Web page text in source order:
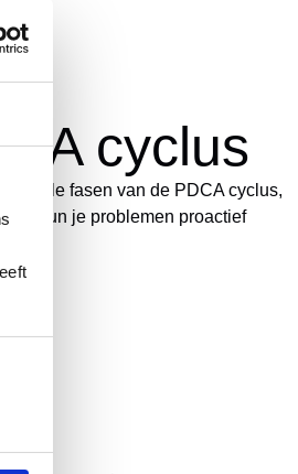
cyclus
alle fasen van de PDCA cyclus,
kun je problemen proactief